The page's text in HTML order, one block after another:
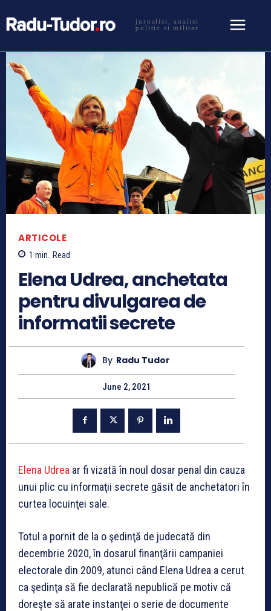
jurnalist, analist
politic si militar
ARTICOLE
1 min. Read
Elena Udrea, anchetata
pentru divulgarea de
informatii secrete
By Radu Tudor
June 2, 2021
Elena Udrea ar fi vizată în noul dosar penal din cauza
unui plic cu informaţii secrete găsit de anchetatori în
curtea locuinţei sale.
Totul a pornit de la o şedinţă de judecată din
decembrie 2020, în dosarul finanţării campaniei
electorale din 2009, atunci când Elena Udrea a cerut
ca şedinţa să fie declarată nepublică pe motiv că
doreşte să arate instanţei o serie de documente